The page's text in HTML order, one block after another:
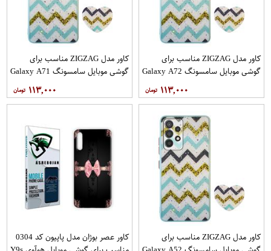
کاور مدل ZIGZAG مناسب برای
گوشی موبایل سامسونگ Galaxy A72
۱۱۳,۰۰۰
کاور مدل ZIGZAG مناسب برای
گوشی موبایل سامسونگ Galaxy A71
۱۱۳,۰۰۰
کاور مدل ZIGZAG مناسب برای
کاور عصر بوژان مدل پاپیون کد 0304